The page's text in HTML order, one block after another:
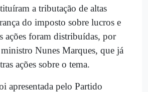
a tributação de altas
do imposto sobre lucros e
ações foram distribuídas, por
Nunes Marques, que já
ações sobre o tema.
apresentada pelo Partido